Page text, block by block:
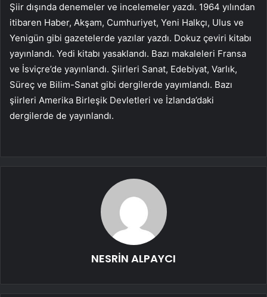
Şiir dışında denemeler ve incelemeler yazdı. 1964 yılından
itibaren Haber, Akşam, Cumhuriyet, Yeni Halkçı, Ulus ve
Yenigün gibi gazetelerde yazılar yazdı. Dokuz çeviri kitabı
yayınlandı. Yedi kitabı yasaklandı. Bazı makaleleri Fransa
ve İsviçre’de yayınlandı. Şiirleri Sanat, Edebiyat, Varlık,
Süreç ve Bilim-Sanat gibi dergilerde yayımlandı. Bazı
şiirleri Amerika Birleşik Devletleri ve İzlanda’daki
dergilerde de yayınlandı.
NESRİN ALPAYCI